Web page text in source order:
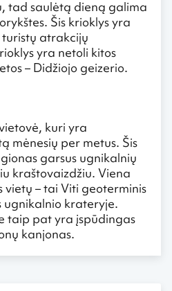
tad saulėtą dieną galima
Šis krioklys yra
atrakcijų
yra netoli kitos
– Didžiojo geizerio.
kuri yra
mėnesių per metus. Šis
garsus ugnikalnių
kraštovaizdžiu. Viena
vietų – tai Viti geoterminis
ugnikalnio krateryje.
taip pat yra įspūdingas
kanjonas.